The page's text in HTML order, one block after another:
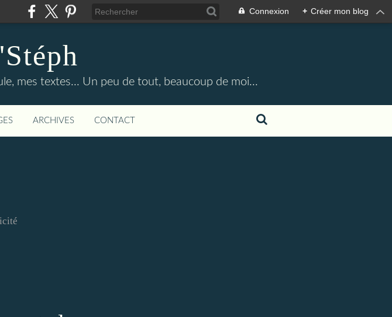
Connexion + Créer mon blog
mes textes... Un peu de tout, beaucoup de moi...
ARCHIVES CONTACT